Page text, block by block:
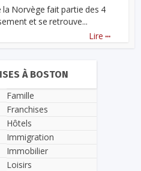
Norvège fait partie des 4
et se retrouve...
Lire ...
À BOSTON
Famille
Franchises
Hôtels
Immigration
Immobilier
Loisirs